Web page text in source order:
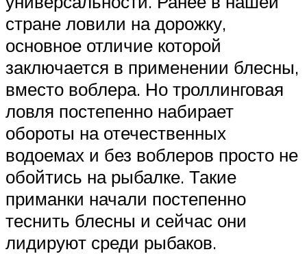
стране ловили на дорожку,
основное отличие которой
заключается в применении блесны,
вместо воблера. Но троллинговая
ловля постепенно набирает
обороты на отечественных
водоемах и без воблеров просто не
обойтись на рыбалке. Такие
приманки начали постепенно
теснить блесны и сейчас они
лидируют среди рыбаков.